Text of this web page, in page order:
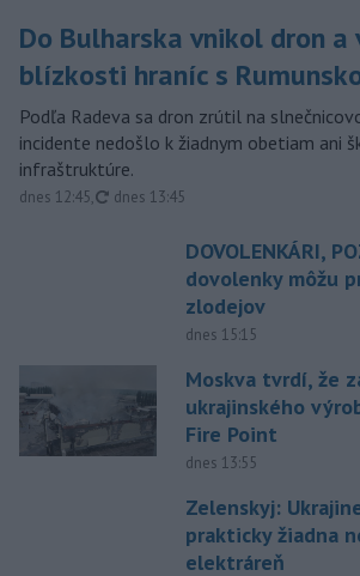
Do Bulharska vnikol dron a
blízkosti hraníc s
Podľa Radeva sa dron zrútil na
incidente nedošlo k žiadnym obetiam ani
infraštruktúre.
dnes 12:45, aktualizované
dnes 13:45
DOVOLENKÁRI,
dovolenky môžu
zlodejov
dnes 15:15
Moskva tvrdí, že
ukrajinského
Fire Point
dnes 13:55
Zelenskyj:
prakticky žiadna
elektráreň